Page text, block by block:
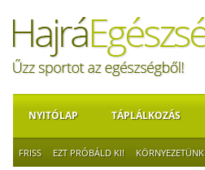
NYITÓLAP TÁPLÁLKOZÁS
FRISS EZT PRÓBÁLD KI! KÖRNYEZETÜNK